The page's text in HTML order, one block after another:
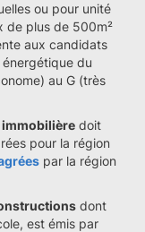
ou pour unité
de plus de 500m²
aux candidats
du
au G (très
doit
pour la région
par la région
dont
est émis par